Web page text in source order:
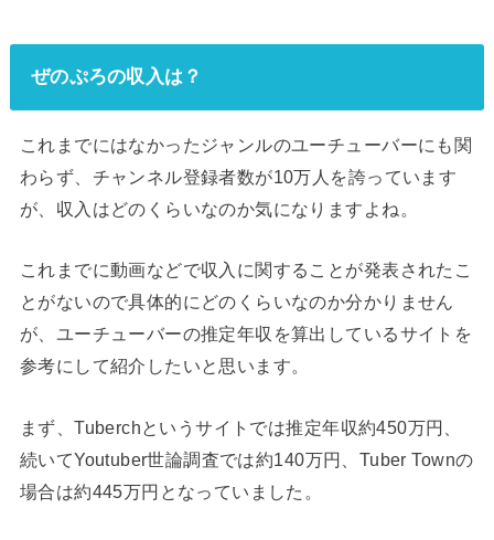
ぜのぷろの収入は？
これまでにはなかったジャンルのユーチューバーにも関
わらず、チャンネル登録者数が10万人を誇っています
が、収入はどのくらいなのか気になりますよね。
これまでに動画などで収入に関することが発表されたこ
とがないので具体的にどのくらいなのか分かりません
が、ユーチューバーの推定年収を算出しているサイトを
参考にして紹介したいと思います。
まず、Tuberchというサイトでは推定年収約450万円、
続いてYoutuber世論調査では約140万円、Tuber Townの
場合は約445万円となっていました。